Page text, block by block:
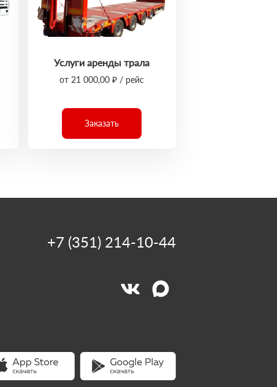
Услуги аренды трала
от 21 000,00 ₽ / рейс
Заказать
+7 (351) 214-10-44